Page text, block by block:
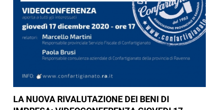
LA NUOVA RIVALUTAZIONE DEI BENI DI